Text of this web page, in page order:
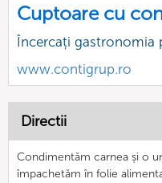
Cuptoare cu
Încercați gastronomia
www.contigrup.ro
Directii
Condimentăm carnea și o
împachetăm în folie